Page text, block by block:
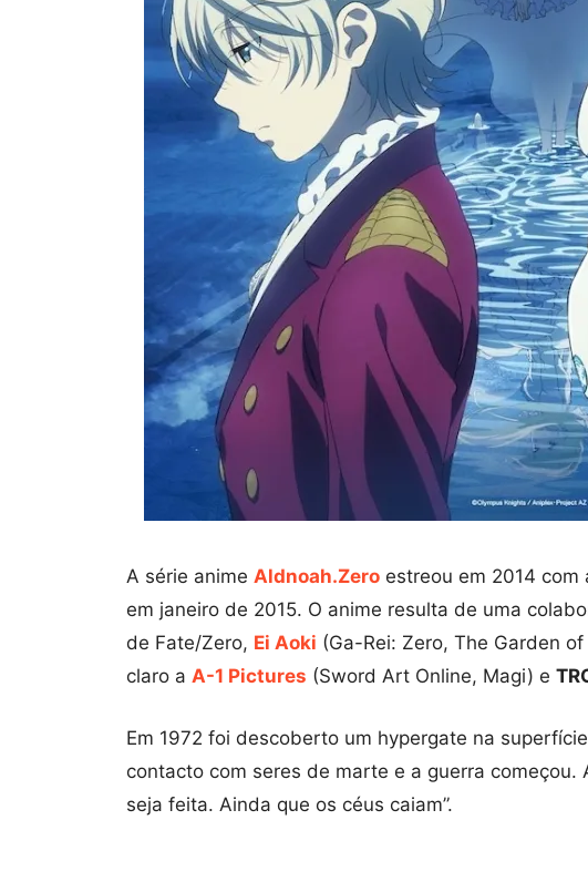
A série anime Aldnoah.Zero estreou em 2014
em janeiro de 2015. O anime resulta de uma
de Fate/Zero, Ei Aoki (Ga-Rei: Zero, The Garden
claro a A-1 Pictures (Sword Art Online, Magi) e
Em 1972 foi descoberto um hypergate na
contacto com seres de marte e a guerra começou.
seja feita. Ainda que os céus caiam”.